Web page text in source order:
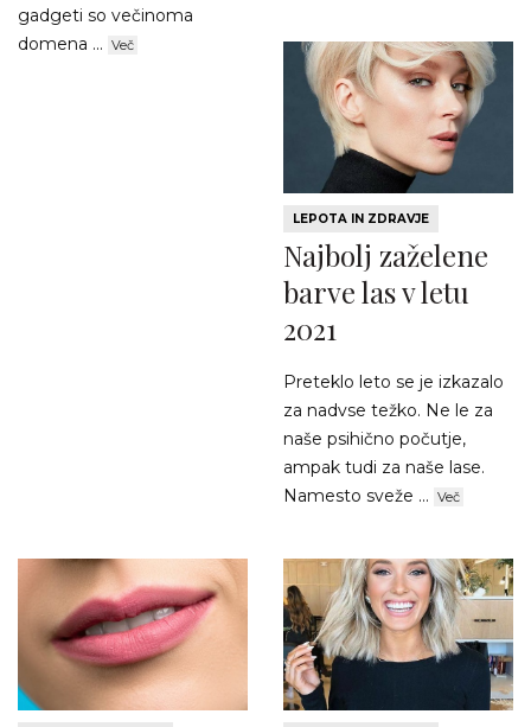
gadgeti so večinoma
domena ... Več
LEPOTA IN ZDRAVJE
Najbolj zaželene
barve las v letu
2021
Preteklo leto se je izkazalo
za nadvse težko. Ne le za
naše psihično počutje,
ampak tudi za naše lase.
Namesto sveže ... Več